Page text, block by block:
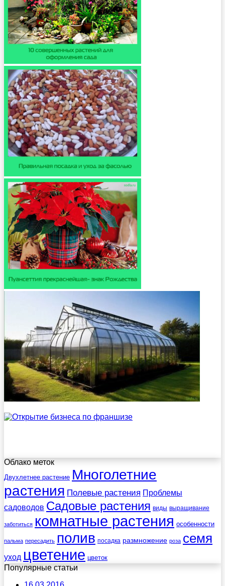
Облако меток
Двухлетнее растение Многолетние
растения Полевые растения Проблемы
садоводов Садовые растения виды выращивание
заботиться комнатные растения особенности
пальма пересадить полив посадка размножение роза семя
уход цветение цветок
Популярные статьи